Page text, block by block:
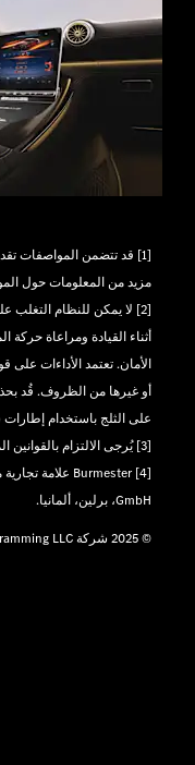
[1] قد تتضمن المواصفات
مزيد من المعلومات حول
[2] لا يمكن للنظام التغلب
أثناء القيادة ومراعاة
الأمان. تعتمد الأداءات على
أو غيرها من الظروف. قُد
على الثلج باستخدام إطارات
[3] يُرجى الالتزام بالقوانين المحلية.
GmbH، برلين، ألمانيا.
© 2025 شركة Apple Video Programming LLC. جميع الحقوق محفوظة.